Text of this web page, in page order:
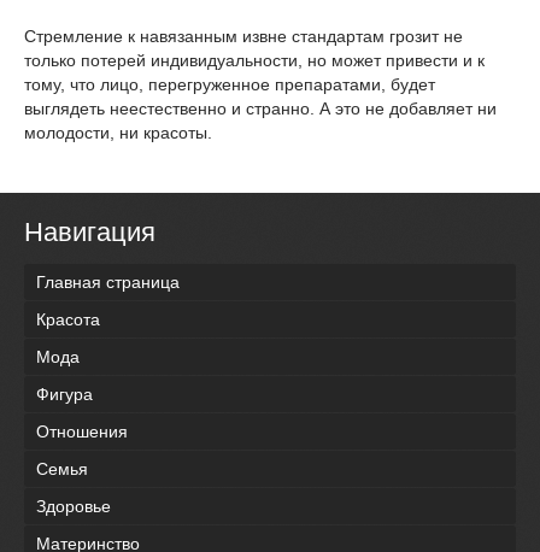
Стремление к навязанным извне стандартам грозит не
только потерей индивидуальности, но может привести и к
тому, что лицо, перегруженное препаратами, будет
выглядеть неестественно и странно. А это не добавляет ни
молодости, ни красоты.
Навигация
Главная страница
Красота
Мода
Фигура
Отношения
Семья
Здоровье
Материнство